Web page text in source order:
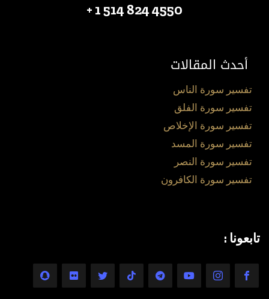
4550 824 514 1 +
أحدث المقالات
تفسير سورة الناس
تفسير سورة الفلق
تفسير سورة الإخلاص
تفسير سورة المسد
تفسير سورة النصر
تفسير سورة الكافرون
تابعونا :